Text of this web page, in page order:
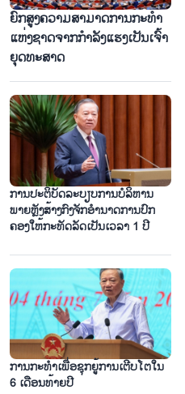
ງືມີແທັ້ງ - ຕະຫຼາດນ້ຳທີ່ເປັນເອກະລັກ
ແຂກທ່ອງທ່ຽວເຊື່ອມຕົວຢູ່ບ້ານ ຟູລວງ
ຍົກ​ສູງ​ຄວາມ​ສາ​ມາດ​ການ​ກະ​ທຳ​
ແຫ່ງ​ຊາດ​ຈາກ​ກຳ​ລັງ​ແຮງ​ເປັນ​ເຈົ້າ​
ຍຸດ​ທະ​ສາດ
ການ​ປະ​ຕິ​ບັດ​ລະ​ບຽບ​ການ​ບໍ​ລິ​ຫານ ​
ພາຍຫຼັງ​ສ້າງ​ກົງ​ຈັກ​ອຳ​ນາດ​ການ​ປົກ​
ຄອງ​ໃຫ້​ກະ​ທັດ​ລັດ​ເປັນ​ເວ​ລາ 1 ປີ
ການ​ກະ​ທຳ​ເພື່ອ​ຊຸກ​ຍູ້​ການ​ເຕີບ​ໂຕ​ໃນ
6 ເດືອນ​ທ້າຍ​ປີ